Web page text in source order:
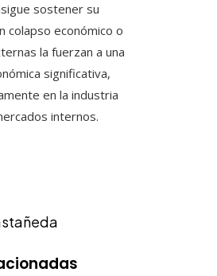
sostener su
colapso económico o
la fuerzan a una
significativa,
en la industria
internos.